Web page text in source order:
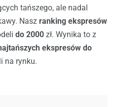
tańszego, ale nadal
Nasz ranking ekspresów
do 2000 zł. Wynika to z
ekspresów do
na rynku.